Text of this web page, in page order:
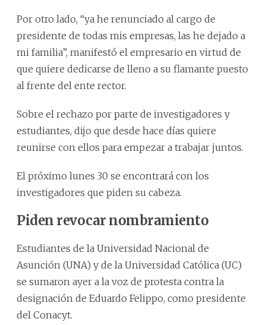
Por otro lado, “ya he renunciado al cargo de
presidente de todas mis empresas, las he dejado a
mi familia”, manifestó el empresario en virtud de
que quiere dedicarse de lleno a su flamante puesto
al frente del ente rector.
Sobre el rechazo por parte de investigadores y
estudiantes, dijo que desde hace días quiere
reunirse con ellos para empezar a trabajar juntos.
El próximo lunes 30 se encontrará con los
investigadores que piden su cabeza.
Piden revocar nombramiento
Estudiantes de la Universidad Nacional de
Asunción (UNA) y de la Universidad Católica (UC)
se sumaron ayer a la voz de protesta contra la
designación de Eduardo Felippo, como presidente
del Conacyt.